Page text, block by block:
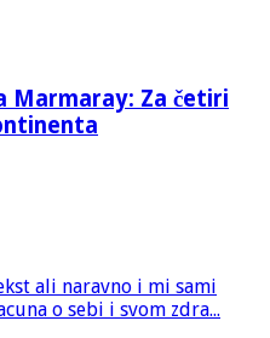
Marmaray: Za četiri
ali naravno i mi sami
o sebi i svom zdra...